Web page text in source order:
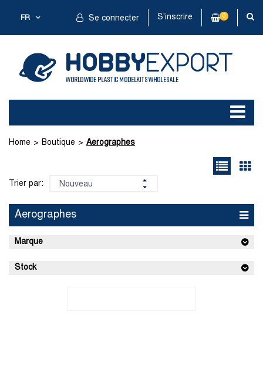
FR Se connecter S'inscrire 0
Home Boutique Aerographes
Trier par:
Aerographes
Marque
Stock